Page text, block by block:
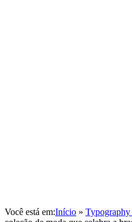
Você está em:Início » Typography